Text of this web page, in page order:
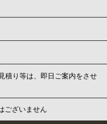
積り等は、即日ご案内をさせ
ございません